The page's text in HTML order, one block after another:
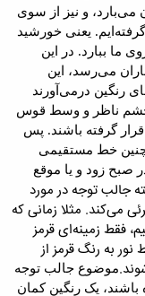
و نیز از سوی
گرفته‌ایم. یعنی خورشید
ما ببارد. در این
می‌رسد، این
رنگین درمی‌آورند
ناظر و وسط قوس
گرفته باشند. پس
چنین خط مستقیمی
صبح زود و یا موقع
جالب توجه در مورد
می‌کند. مثلا زمانی که
فقط زمینه‌ای قرمز
به رنگ قرمز از
موضوع جالب توجه
باشند، یک رنگین کمان